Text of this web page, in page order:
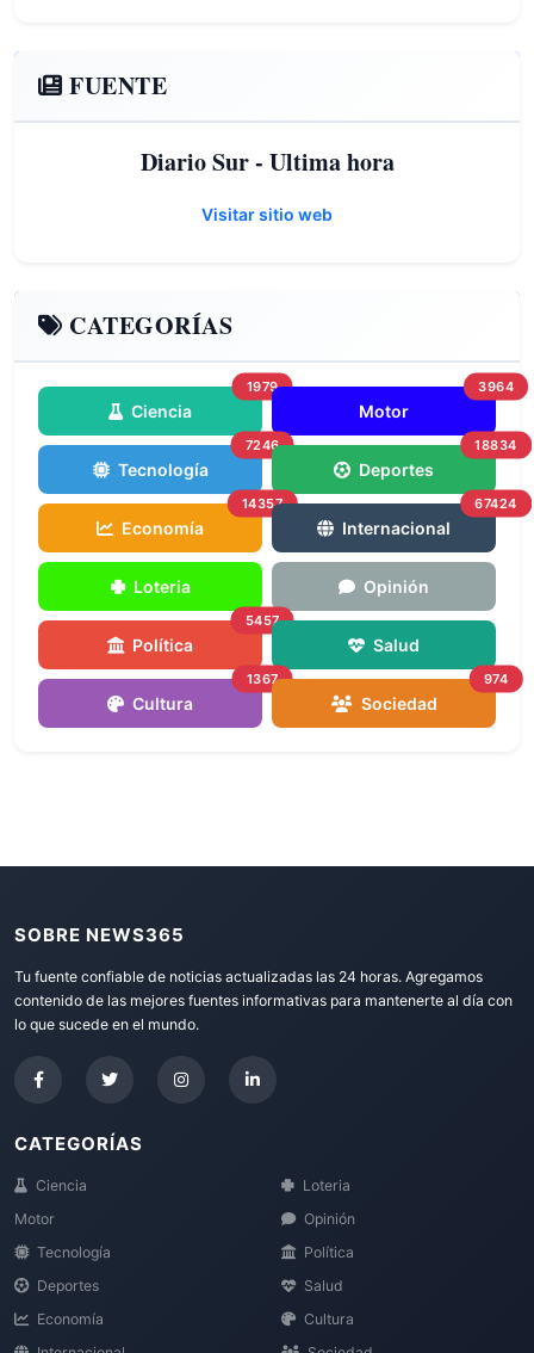
FUENTE
Diario Sur - Ultima hora
Visitar sitio web
CATEGORÍAS
Ciencia
1979
Motor
3964
Tecnología
7246
Deportes
18834
Economía
14357
Internacional
67424
Loteria Opinión
Política
5457
Salud
Cultura
1367
Sociedad
974
SOBRE NEWS365
Tu fuente confiable de noticias actualizadas las 24 horas. Agregamos
contenido de las mejores fuentes informativas para mantenerte al día con
lo que sucede en el mundo.
CATEGORÍAS
Ciencia
Motor
Tecnología
Deportes
Economía
Loteria
Opinión
Política
Salud
Cultura